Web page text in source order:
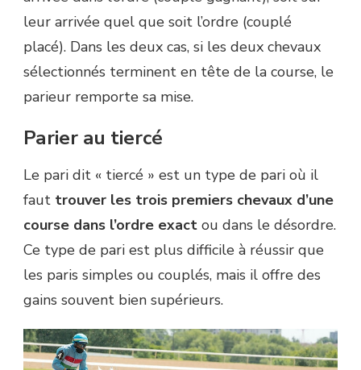
leur arrivée quel que soit l’ordre (couplé
placé). Dans les deux cas, si les deux chevaux
sélectionnés terminent en tête de la course, le
parieur remporte sa mise.
Parier au tiercé
Le pari dit « tiercé » est un type de pari où il
faut trouver les trois premiers chevaux d’une
course dans l’ordre exact ou dans le désordre.
Ce type de pari est plus difficile à réussir que
les paris simples ou couplés, mais il offre des
gains souvent bien supérieurs.